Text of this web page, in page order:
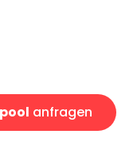
anfragen